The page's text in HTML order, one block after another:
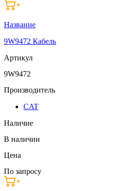
Название
9W9472 Кабель
Артикул
9W9472
Производитель
CAT
Наличие
В наличии
Цена
По запросу